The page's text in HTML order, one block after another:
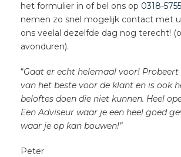
het formulier in of bel ons op 0318-
nemen zo snel mogelijk contact met
ons veelal dezelfde dag nog terecht!
avonduren).
“Gaat er echt helemaal voor!
van het beste voor de klant en is ook
beloftes doen die niet kunnen. Heel
Een Adviseur waar je een heel goed
waar je op kan bouwen!”
Peter